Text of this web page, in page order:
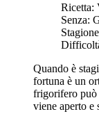
Ricetta:
Senza:
Quando è
fortuna è un
frigorifero può
viene aperto e